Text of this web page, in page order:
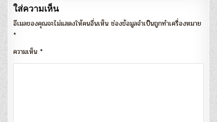
ใส่ความเห็น
อีเมลของคุณจะไม่แสดงให้คนอื่นเห็น ช่องข้อมูลจำเป็นถูกทำเครื่องหมาย
*
ความเห็น *